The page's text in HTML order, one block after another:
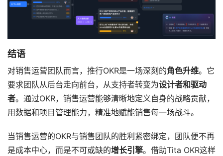
结语
对销售运营团队而言，推行OKR是一场深刻的角色升维。它
要求团队从后台走向前台，从支持者转变为设计者和驱动
者。通过OKR，销售运营能够清晰地定义自身的战略贡献，
用数据和项目管理能力，精准地赋能销售每一场战斗。
当销售运营的OKR与销售团队的胜利紧密绑定，团队便不再
是成本中心，而是不可或缺的增长引擎。借助Tita OKR这样